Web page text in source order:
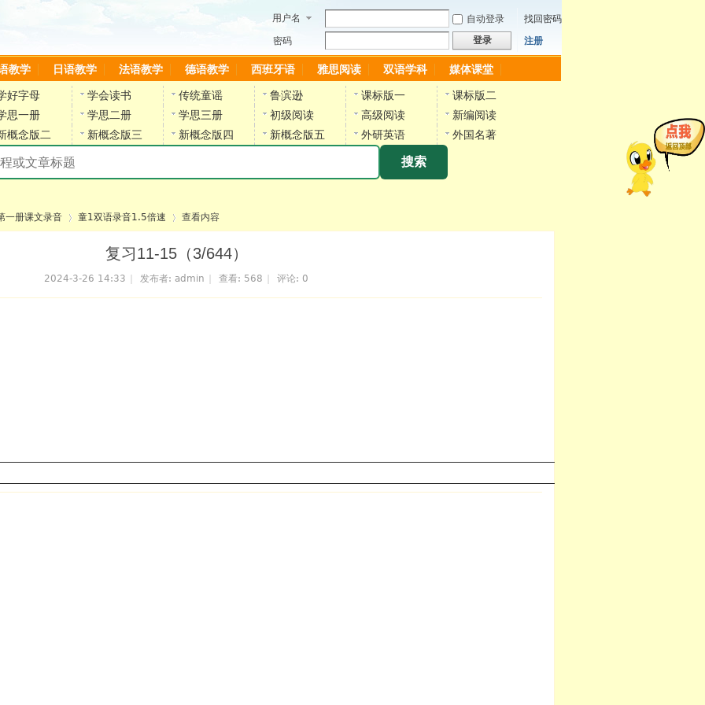
用户名 自动登录
找回密码
密码
登录 注册
教学 日语教学 法语教学 德语教学 西班牙语 雅思阅读 双语学科 媒体课堂
好字母 学会读书 传统童谣 鲁滨逊 课标版一
课标版二
思一册 学思二册 学思三册 初级阅读 高级阅读
新编阅读
概念版二 新概念版三 新概念版四 新概念版五 外研英语 外国名著
搜索
陈雷英语副网站
一册课文录音 童1双语录音1.5倍速
›
查看内容
复习11-15（3/644）
2024-3-26 14:33 发布者: admin 查看: 568 评论: 0